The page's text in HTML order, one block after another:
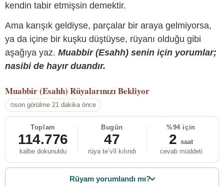
kendin tabir etmişsin demektir.
Ama karışık geldiyse, parçalar bir araya gelmiyorsa,
ya da içine bir kuşku düştüyse, rüyanı olduğu gibi
aşağıya yaz. Muabbir (Esahh) senin için yorumlar;
nasibi de hayır duandır.
Muabbir (Esahh) Rüyalarınızı Bekliyor
son görülme 21 dakika önce
Toplam
114.776
kalbe dokunuldu
Bugün
47
rüya te’vîl kılındı
%94 için
2 saat
cevab müddeti
Rüyam yorumlandı mı?